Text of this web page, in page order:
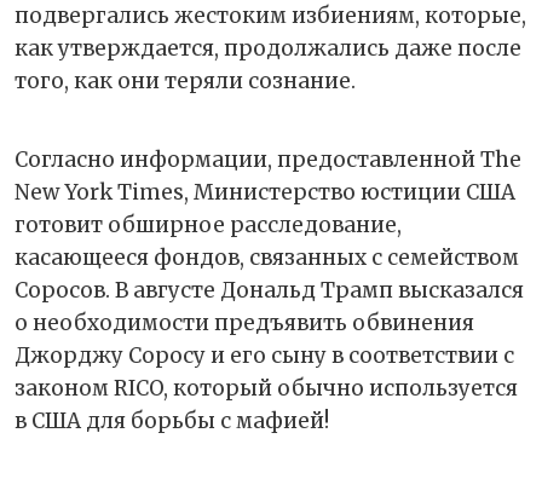
подвергались жестоким избиениям, которые,
как утверждается, продолжались даже после
того, как они теряли сознание.
Согласно информации, предоставленной The
New York Times, Министерство юстиции США
готовит обширное расследование,
касающееся фондов, связанных с семейством
Соросов. В августе Дональд Трамп высказался
о необходимости предъявить обвинения
Джорджу Соросу и его сыну в соответствии с
законом RICO, который обычно используется
в США для борьбы с мафией!